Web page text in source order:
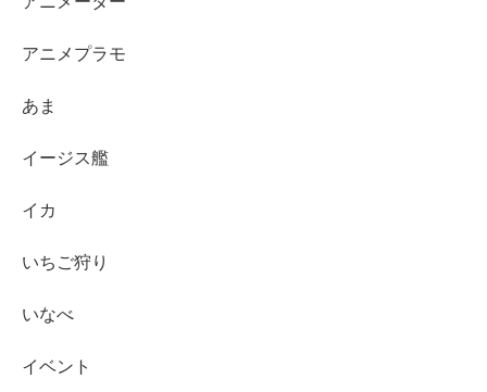
アニメプラモ
あま
イージス艦
イカ
いちご狩り
いなべ
イベント